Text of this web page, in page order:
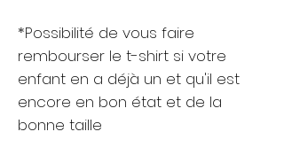
*Possibilité de vous faire
rembourser le t-shirt si votre
enfant en a déjà un et qu'il est
encore en bon état et de la
bonne taille